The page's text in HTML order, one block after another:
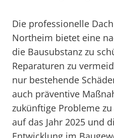
Die professionelle
Northeim bietet eine
die Bausubstanz zu
Reparaturen zu
nur bestehende
auch präventive
zukünftige Probleme
auf das Jahr 2025 und